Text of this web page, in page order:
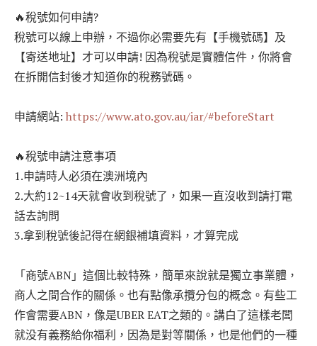
🔥稅號如何申請?
稅號可以線上申辦，不過你必需要先有【手機號碼】及
【寄送地址】才可以申請! 因為稅號是實體信件，你將會
在拆開信封後才知道你的稅務號碼。
申請網站: https://www.ato.gov.au/iar/#beforeStart
🔥稅號申請注意事項
1.申請時人必須在澳洲境內
2.大約12~14天就會收到稅號了，如果一直沒收到請打電
話去詢問
3.拿到稅號後記得在網銀補填資料，才算完成
「商號ABN」這個比較特殊，簡單來說就是獨立事業體，
商人之間合作的關係。也有點像承攬分包的概念。有些工
作會需要ABN，像是UBER EAT之類的。講白了這樣老闆
就没有義務給你福利，因為是對等關係，也是他們的一種